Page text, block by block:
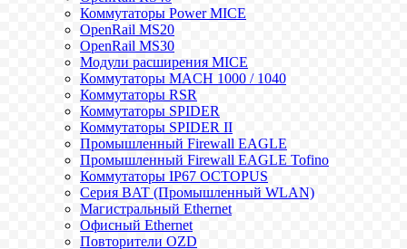
Коммутаторы Power MICE
OpenRail MS20
OpenRail MS30
Модули расширения MICE
Коммутаторы MACH 1000 / 1040
Коммутаторы RSR
Коммутаторы SPIDER
Коммутаторы SPIDER II
Промышленный Firewall EAGLE
Промышленный Firewall EAGLE Tofino
Коммутаторы IP67 OCTOPUS
Серия BAT (Промышленный WLAN)
Магистральный Ethernet
Офисный Ethernet
Повторители OZD